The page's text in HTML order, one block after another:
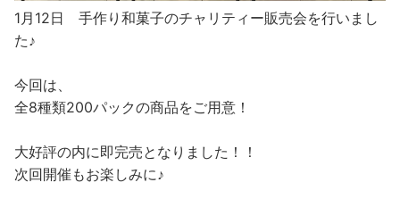
1月12日 手作り和菓子のチャリティー販売会を行いまし
た♪
今回は、
全8種類200パックの商品をご用意！
大好評の内に即完売となりました！！
次回開催もお楽しみに♪